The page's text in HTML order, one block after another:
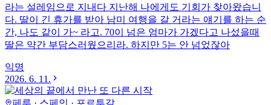
라는 설레임으로 지내다 지난해 나에게도 기회가 찾아왔습니
다. 딸이 긴 휴가를 받아 남미 여행을 갈 거라는 얘기를 하는 순
간, 나도 같이 가~ 라고. 70이 넘은 엄마가 가겠다고 나섰을때
딸은 약간 부담스러웠으리라. 하지만 5는 안 넘었잖아
익명
2026. 6. 11.
페루 · 스페인 · 포르투갈